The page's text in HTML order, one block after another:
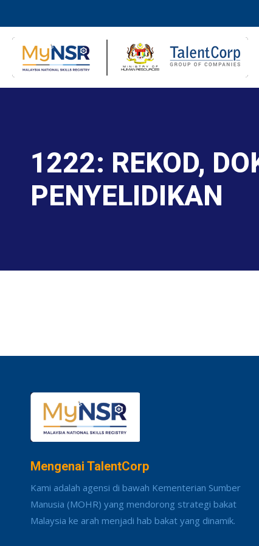
1222: REKOD,
PENYELIDIKAN
Mengenai TalentCorp
Kami adalah agensi di bawah Kementerian Sumber
Manusia (MOHR) yang mendorong strategi bakat
Malaysia ke arah menjadi hab bakat yang dinamik.